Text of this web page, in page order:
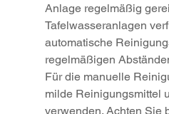
Anlage regelmäßig
Tafelwasseranlagen
automatische
regelmäßigen
Für die manuelle
milde Reinigungsmittel
verwenden. Achten Sie